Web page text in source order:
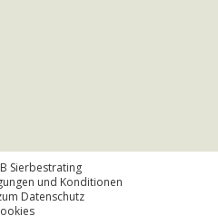
Sierbestrating
und Konditionen
Datenschutz